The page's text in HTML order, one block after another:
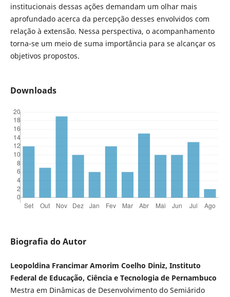
institucionais dessas ações demandam um olhar mais
aprofundado acerca da percepção desses envolvidos com
relação à extensão. Nessa perspectiva, o acompanhamento
torna-se um meio de suma importância para se alcançar os
objetivos propostos.
Downloads
Biografia do Autor
Leopoldina Francimar Amorim Coelho Diniz, Instituto
Federal de Educação, Ciência e Tecnologia de Pernambuco
Mestra em Dinâmicas de Desenvolvimento do Semiárido